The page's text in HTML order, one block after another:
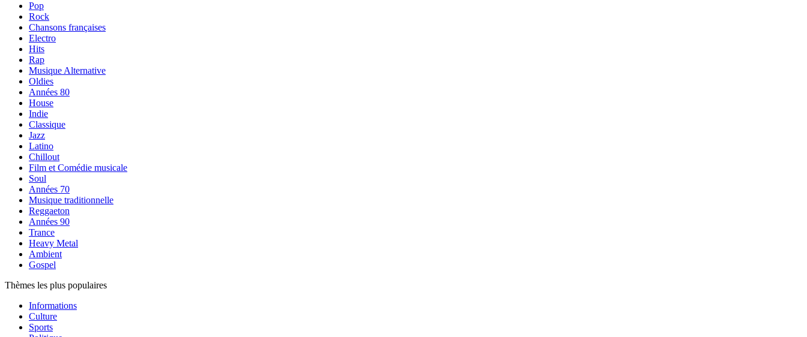
Pop
Rock
Chansons françaises
Electro
Hits
Rap
Musique Alternative
Oldies
Années 80
House
Indie
Classique
Jazz
Latino
Chillout
Film et Comédie musicale
Soul
Années 70
Musique traditionnelle
Reggaeton
Années 90
Trance
Heavy Metal
Ambient
Gospel
Thèmes les plus populaires
Informations
Culture
Sports